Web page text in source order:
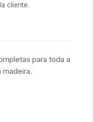
cliente.
para toda a
madeira.